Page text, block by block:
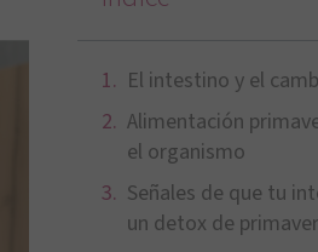
El intestino y el
Alimentación
el organismo
Señales de que tu
un detox de